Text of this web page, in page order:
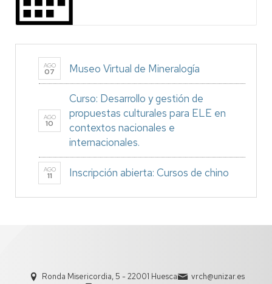
AGO
07 Museo Virtual de Mineralogía
AGO
10
Curso: Desarrollo y gestión de
propuestas culturales para ELE en
contextos nacionales e
internacionales.
AGO
11 Inscripción abierta: Cursos de chino
Ronda Misericordia, 5 - 22001 Huesca
vrch@unizar.es